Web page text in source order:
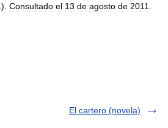
). Consultado el 13 de agosto de 2011
El cartero (novela)